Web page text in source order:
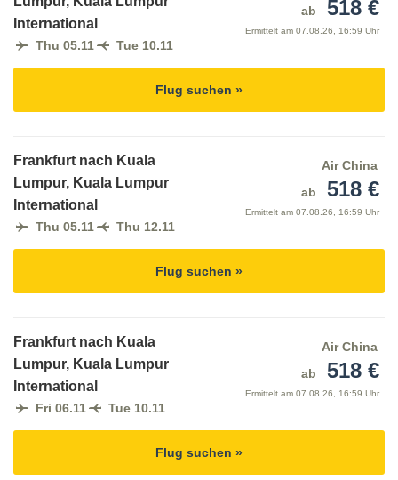
International
Thu 05.11 Tue 10.11
ab
518 €
Ermittelt am 07.08.26, 16:59 Uhr
Flug suchen »
Frankfurt nach Kuala
Lumpur, Kuala Lumpur
International
Thu 05.11 Thu 12.11
Air China
ab
518 €
Ermittelt am 07.08.26, 16:59 Uhr
Flug suchen »
Frankfurt nach Kuala
Lumpur, Kuala Lumpur
International
Fri 06.11 Tue 10.11
Air China
ab
518 €
Ermittelt am 07.08.26, 16:59 Uhr
Flug suchen »